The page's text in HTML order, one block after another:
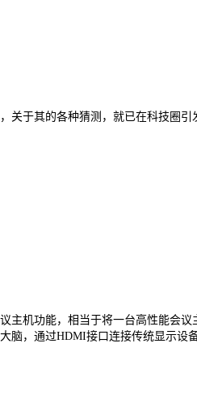
关于其的各种猜测，就已在科技圈
主机功能，相当于将一台高性能会
脑，通过HDMI接口连接传统显示设